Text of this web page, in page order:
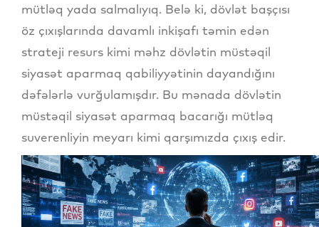
mütləq yada salmalıyıq. Belə ki, dövlət başçısı
öz çıxışlarında davamlı inkişafı təmin edən
strateji resurs kimi məhz dövlətin müstəqil
siyasət aparmaq qabiliyyətinin dayandığını
dəfələrlə vurğulamışdır. Bu mənada dövlətin
müstəqil siyasət aparmaq bacarığı mütləq
suverenliyin meyarı kimi qarşımızda çıxış edir.